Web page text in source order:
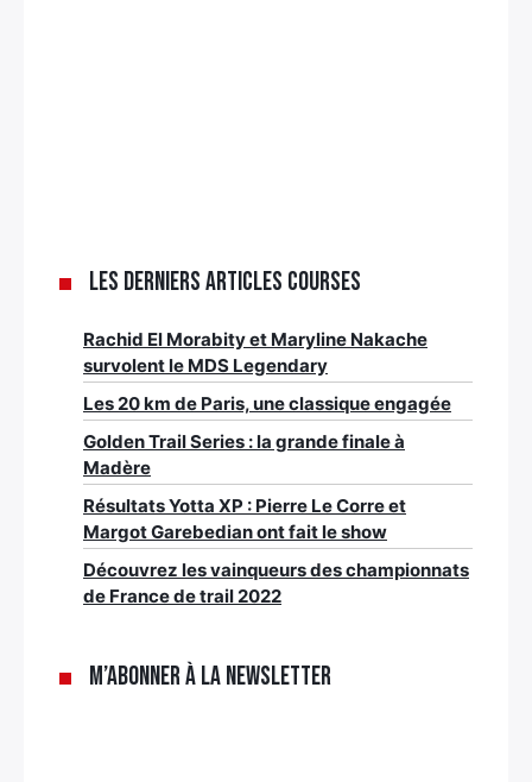
Les derniers articles Courses
Rachid El Morabity et Maryline Nakache
survolent le MDS Legendary
Les 20 km de Paris, une classique engagée
Golden Trail Series : la grande finale à
Madère
Résultats Yotta XP : Pierre Le Corre et
Margot Garebedian ont fait le show
Découvrez les vainqueurs des championnats
de France de trail 2022
M’abonner à la newsletter